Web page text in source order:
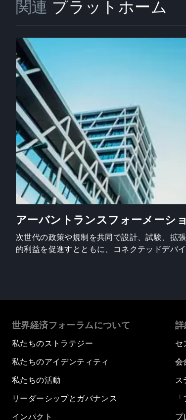
関連 プラットホーム
アーバントランスフォーメーシ
次世代の政策や規制を共同で設計、試験、拡
的利益を促進すとともに、コネクテッドデバ
世界経済フォーラムについて
私たちのストラテジー
私たちのアイデンティティ
私たちの活動
リーダーシップとガバナンス
インパクト
詳
セ
会
ス
プ